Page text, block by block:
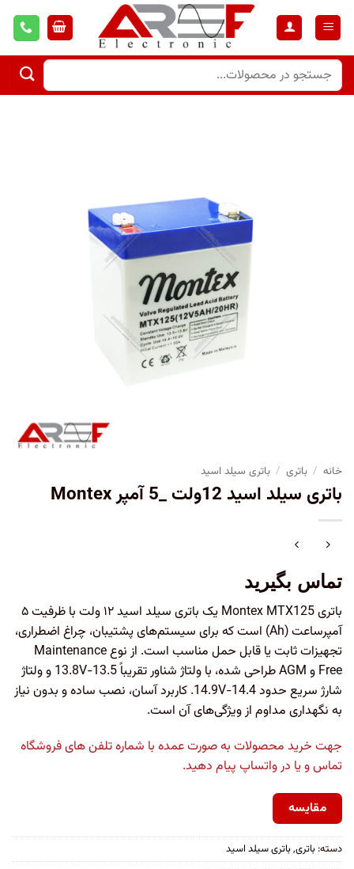
خانه / باتری / باتری سیلد اسید
باتری سیلد اسید 12ولت _5 آمپر Montex
تماس بگیرید
باتری Montex MTX125 یک باتری سیلد اسید ۱۲ ولت با ظرفیت ۵
آمپر‌ساعت (Ah) است که برای سیستم‌های پشتیبان، چراغ اضطراری،
تجهیزات ثابت یا قابل حمل مناسب است. از نوع Maintenance
Free و AGM طراحی شده، با ولتاژ شناور تقریباً 13.5-13.8V و ولتاژ
شارژ سریع حدود 14.4-14.9V. کاربرد آسان، نصب ساده و بدون نیاز
به نگهداری مداوم از ویژگی‌های آن است.
جهت خرید محصولات به صورت عمده با شماره تلفن های فروشگاه
تماس و یا در واتساپ پیام دهید.
مقایسه
دسته: باتری,باتری سیلد اسید